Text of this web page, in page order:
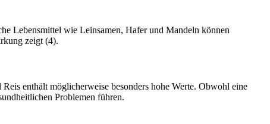
Lebensmittel wie Leinsamen, Hafer und Mandeln können
zeigt (4).
enthält möglicherweise besonders hohe Werte. Obwohl eine
Problemen führen.